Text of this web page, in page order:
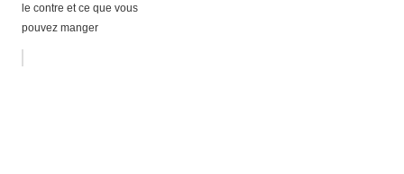
le contre et ce que vous
pouvez manger